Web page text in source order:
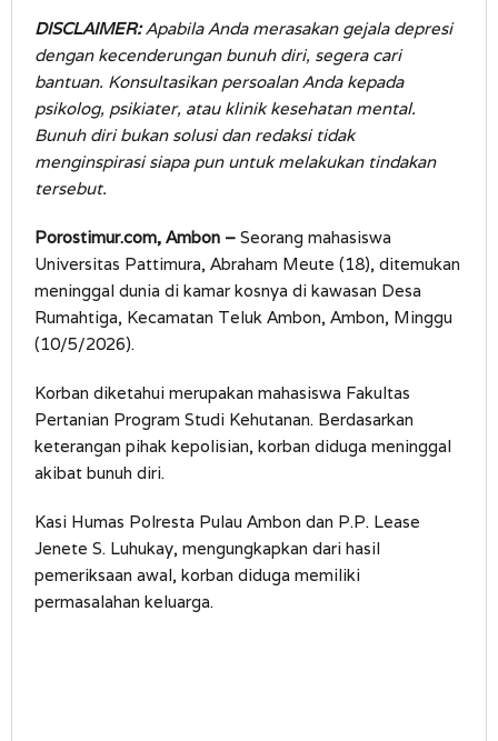
DISCLAIMER:Apabila Anda merasakan gejala depresi
dengan kecenderungan bunuh diri, segera cari
bantuan. Konsultasikan persoalan Anda kepada
psikolog, psikiater, atau klinik kesehatan mental.
Bunuh diri bukan solusi dan redaksi tidak
menginspirasi siapa pun untuk melakukan tindakan
tersebut.
Porostimur.com, Ambon – Seorang mahasiswa
Universitas Pattimura, Abraham Meute (18), ditemukan
meninggal dunia di kamar kosnya di kawasan Desa
Rumahtiga, Kecamatan Teluk Ambon, Ambon, Minggu
(10/5/2026).
Korban diketahui merupakan mahasiswa Fakultas
Pertanian Program Studi Kehutanan. Berdasarkan
keterangan pihak kepolisian, korban diduga meninggal
akibat bunuh diri.
Kasi Humas Polresta Pulau Ambon dan P.P. Lease
Jenete S. Luhukay, mengungkapkan dari hasil
pemeriksaan awal, korban diduga memiliki
permasalahan keluarga.